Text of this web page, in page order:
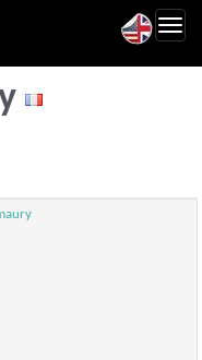
- Montfort-